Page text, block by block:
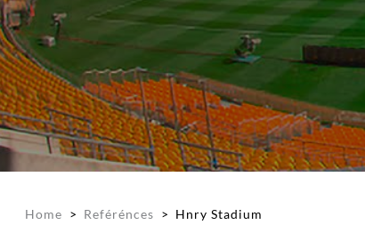
Home > Reférénces > Hnry Stadium